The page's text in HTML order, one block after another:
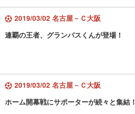
2019/03/02 名古屋－Ｃ大阪
連覇の王者、グランパスくんが登場！
2019/03/02 名古屋－Ｃ大阪
ホーム開幕戦にサポーターが続々と集結！